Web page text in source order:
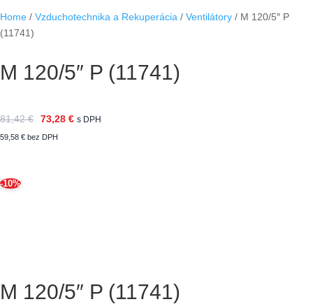
Home / Vzduchotechnika a Rekuperácia / Ventilátory / M 120/5″ P
(11741)
M 120/5″ P (11741)
81,42€ 73,28 € s DPH
59,58 € bez DPH
-10%
M 120/5″ P (11741)